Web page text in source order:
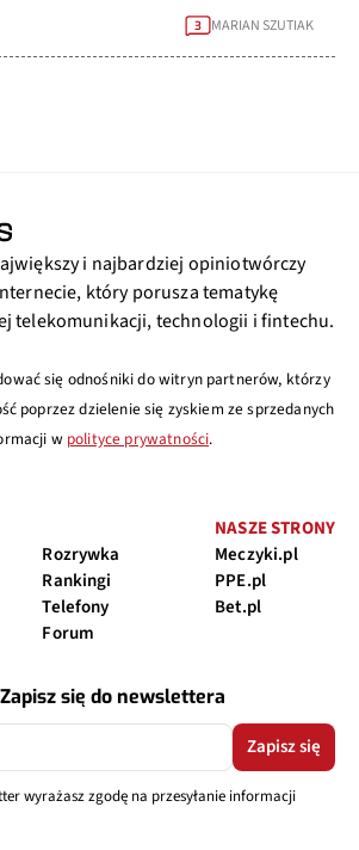
3 MARIAN SZUTIAK
i najbardziej opiniotwórczy
który porusza tematykę
telekomunikacji, technologii i fintechu.
się odnośniki do witryn partnerów, którzy
poprzez dzielenie się zyskiem ze sprzedanych
w polityce prywatności.
Rozrywka
Rankingi
Telefony
Forum
NASZE STRONY
Meczyki.pl
PPE.pl
Bet.pl
się do newslettera
Zapisz się
wyrażasz zgodę na przesyłanie informacji